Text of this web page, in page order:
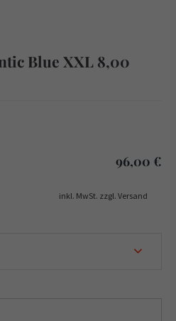
Blue XXL 8,00
96,00 €
inkl. MwSt. zzgl. Versand